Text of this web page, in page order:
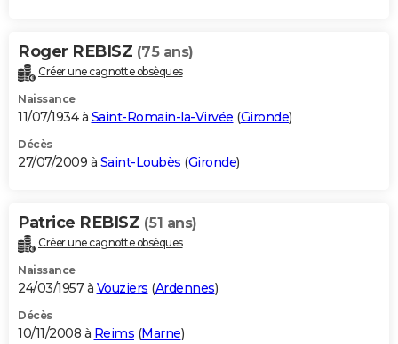
Roger REBISZ (75 ans)
Créer une cagnotte obsèques
Naissance
11/07/1934 à Saint-Romain-la-Virvée (Gironde)
Décès
27/07/2009 à Saint-Loubès (Gironde)
Patrice REBISZ (51 ans)
Créer une cagnotte obsèques
Naissance
24/03/1957 à Vouziers (Ardennes)
Décès
10/11/2008 à Reims (Marne)